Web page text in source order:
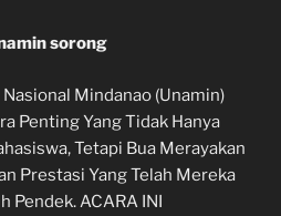
sorong
Mindanao (Unamin)
Penting Yang Tidak Hanya
Tetapi Bua Merayakan
Prestasi Yang Telah Mereka
Pendek. ACARA INI